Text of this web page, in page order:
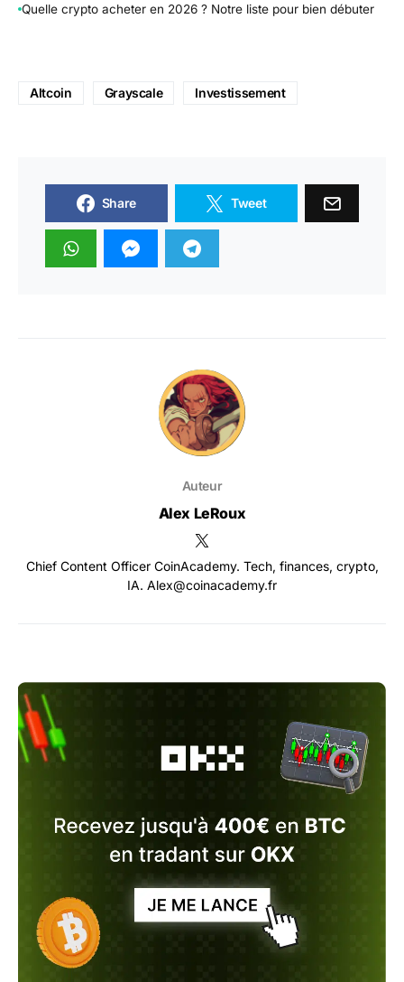
Quelle crypto acheter en 2026 ? Notre liste pour bien débuter
Altcoin Grayscale Investissement
Share Tweet
Auteur
Alex LeRoux
Chief Content Officer CoinAcademy. Tech, finances, crypto,
IA. Alex@coinacademy.fr